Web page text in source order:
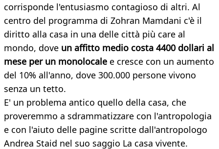
corrisponde l'entusiasmo contagioso di altri. Al
centro del programma di Zohran Mamdani c'è il
diritto alla casa in una delle città più care al
mondo, dove un affitto medio costa 4400 dollari al
mese per un monolocale e cresce con un aumento
del 10% all'anno, dove 300.000 persone vivono
senza un tetto.
E' un problema antico quello della casa, che
proveremmo a sdrammatizzare con l'antropologia
e con l'aiuto delle pagine scritte dall'antropologo
Andrea Staid nel suo saggio La casa vivente.